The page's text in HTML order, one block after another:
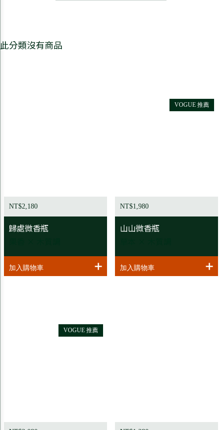
此分類沒有商品
NT$2,180
歸處微香瓶
VOGUE 推薦
NT$1,980
山山微香瓶
VOGUE 推薦